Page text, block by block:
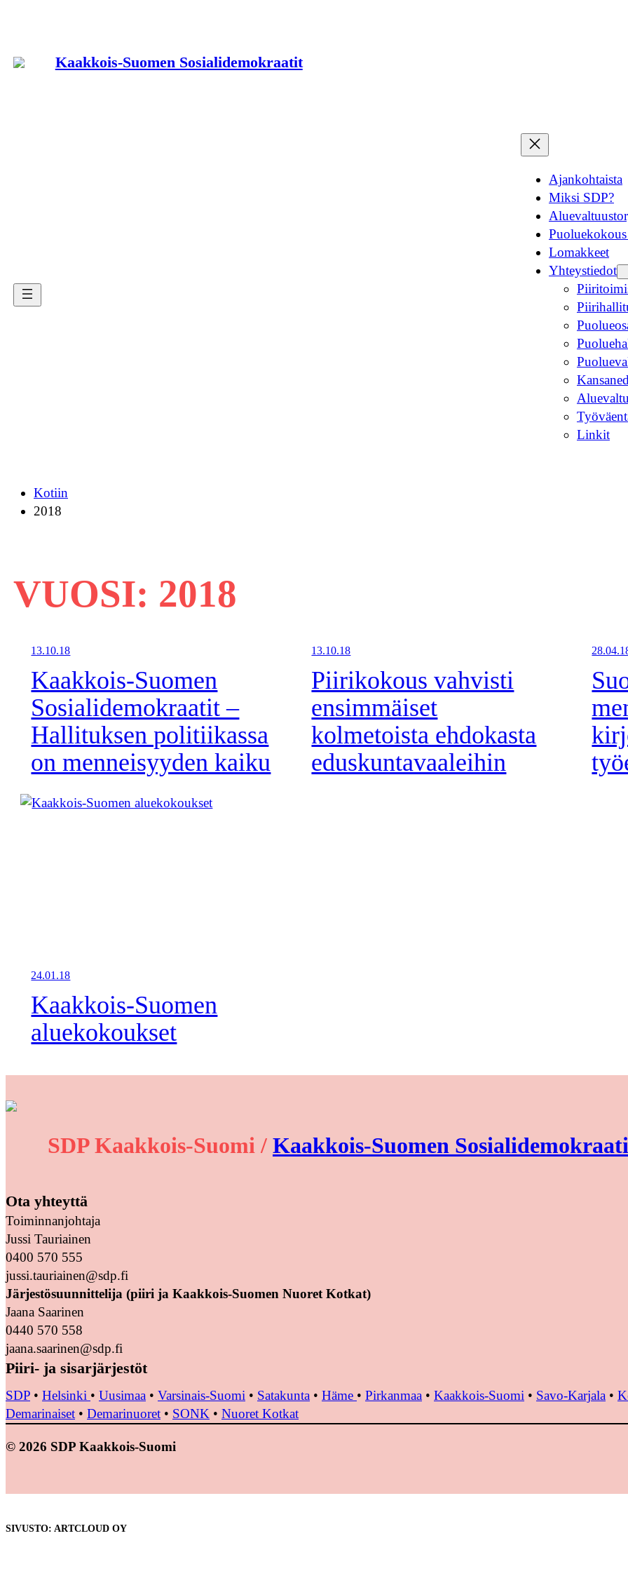
Kaakkois-Suomen Sosialidemokraatit
Ajankohtaista
Miksi SDP?
Lomakkeet
Yhteystiedot
Linkit
Kotiin
2018
VUOSI: 2018
13.10.18
Kaakkois-Suomen
Sosialidemokraatit –
Hallituksen politiikassa
on menneisyyden kaiku
13.10.18
Piirikokous vahvisti
ensimmäiset
kolmetoista ehdokasta
eduskuntavaaleihin
24.01.18
Kaakkois-Suomen
aluekokoukset
SDP Kaakkois-Suomi / Kaakkois-Suomen
Ota yhteyttä
Toiminnanjohtaja
Jussi Tauriainen
0400 570 555
jussi.tauriainen@sdp.fi
Järjestösuunnittelija (piiri ja Kaakkois-Suomen Nuoret Kotkat)
Jaana Saarinen
0440 570 558
jaana.saarinen@sdp.fi
Piiri- ja sisarjärjestöt
SDP • Helsinki • Uusimaa • Varsinais-Suomi • Satakunta • Häme • Pirkanmaa • Kaakkois-Suomi • Savo-Karjala •
Demarinaiset • Demarinuoret • SONK • Nuoret Kotkat
© 2026 SDP Kaakkois-Suomi
SIVUSTO: ARTCLOUD OY